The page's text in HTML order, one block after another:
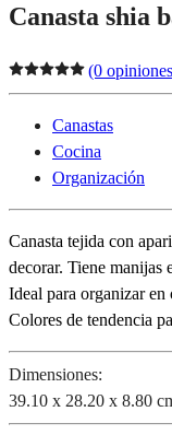
Canasta shia
(0
Canastas
Cocina
Organización
Canasta tejida con
decorar. Tiene manijas
Ideal para organizar en
Colores de tendencia
Dimensiones:
39.10 x 28.20 x 8.80